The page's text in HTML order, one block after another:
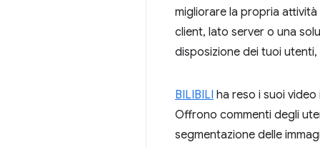
migliorare la propria
client, lato server o una
disposizione dei tuoi
BILIBILI ha reso i suoi
Offrono commenti degli
segmentazione delle